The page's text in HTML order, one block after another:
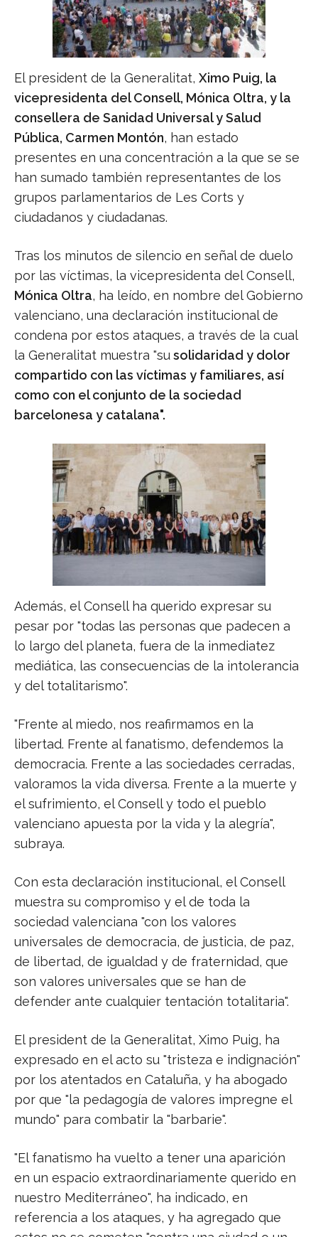
El president de la Generalitat, Ximo Puig, la
vicepresidenta del Consell, Mónica Oltra, y la
consellera de Sanidad Universal y Salud
Pública, Carmen Montón, han estado
presentes en una concentración a la que se se
han sumado también representantes de los
grupos parlamentarios de Les Corts y
ciudadanos y ciudadanas.
Tras los minutos de silencio en señal de duelo
por las víctimas, la vicepresidenta del Consell,
Mónica Oltra, ha leído, en nombre del Gobierno
valenciano, una declaración institucional de
condena por estos ataques, a través de la cual
la Generalitat muestra "susolidaridad y dolor
compartido con las víctimas y familiares, así
como con el conjunto de la sociedad
barcelonesa y catalana".
Además, el Consell ha querido expresar su
pesar por "todas las personas que padecen a
lo largo del planeta, fuera de la inmediatez
mediática, las consecuencias de la intolerancia
y del totalitarismo".
"Frente al miedo, nos reafirmamos en la
libertad. Frente al fanatismo, defendemos la
democracia. Frente a las sociedades cerradas,
valoramos la vida diversa. Frente a la muerte y
el sufrimiento, el Consell y todo el pueblo
valenciano apuesta por la vida y la alegría",
subraya.
Con esta declaración institucional, el Consell
muestra su compromiso y el de toda la
sociedad valenciana "con los valores
universales de democracia, de justicia, de paz,
de libertad, de igualdad y de fraternidad, que
son valores universales que se han de
defender ante cualquier tentación totalitaria".
El president de la Generalitat, Ximo Puig, ha
expresado en el acto su "tristeza e indignación"
por los atentados en Cataluña, y ha abogado
por que "la pedagogía de valores impregne el
mundo" para combatir la "barbarie".
"El fanatismo ha vuelto a tener una aparición
en un espacio extraordinariamente querido en
nuestro Mediterráneo", ha indicado, en
referencia a los ataques, y ha agregado que